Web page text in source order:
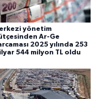
yönetim
Ar-Ge
2025 yılında 253
544 milyon TL oldu